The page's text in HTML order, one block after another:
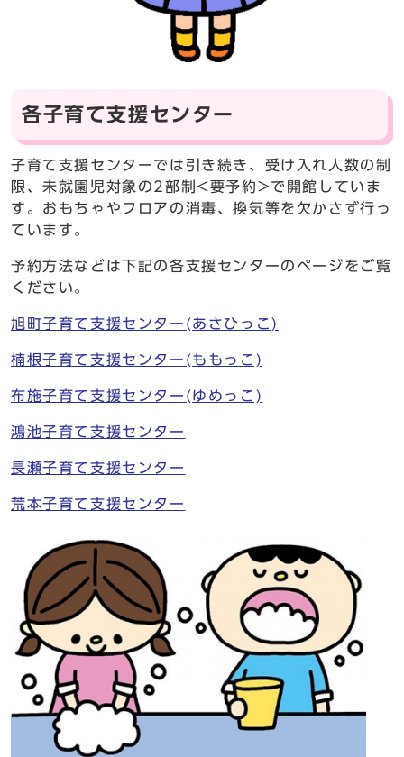
各子育て支援センター
子育て支援センターでは引き続き、受け入れ人数の制
限、未就園児対象の2部制<要予約>で開館していま
す。おもちゃやフロアの消毒、換気等を欠かさず行っ
ています。
予約方法などは下記の各支援センターのページをご覧
ください。
旭町子育て支援センター(あさひっこ)
楠根子育て支援センター(ももっこ)
布施子育て支援センター(ゆめっこ)
鴻池子育て支援センター
長瀬子育て支援センター
荒本子育て支援センター